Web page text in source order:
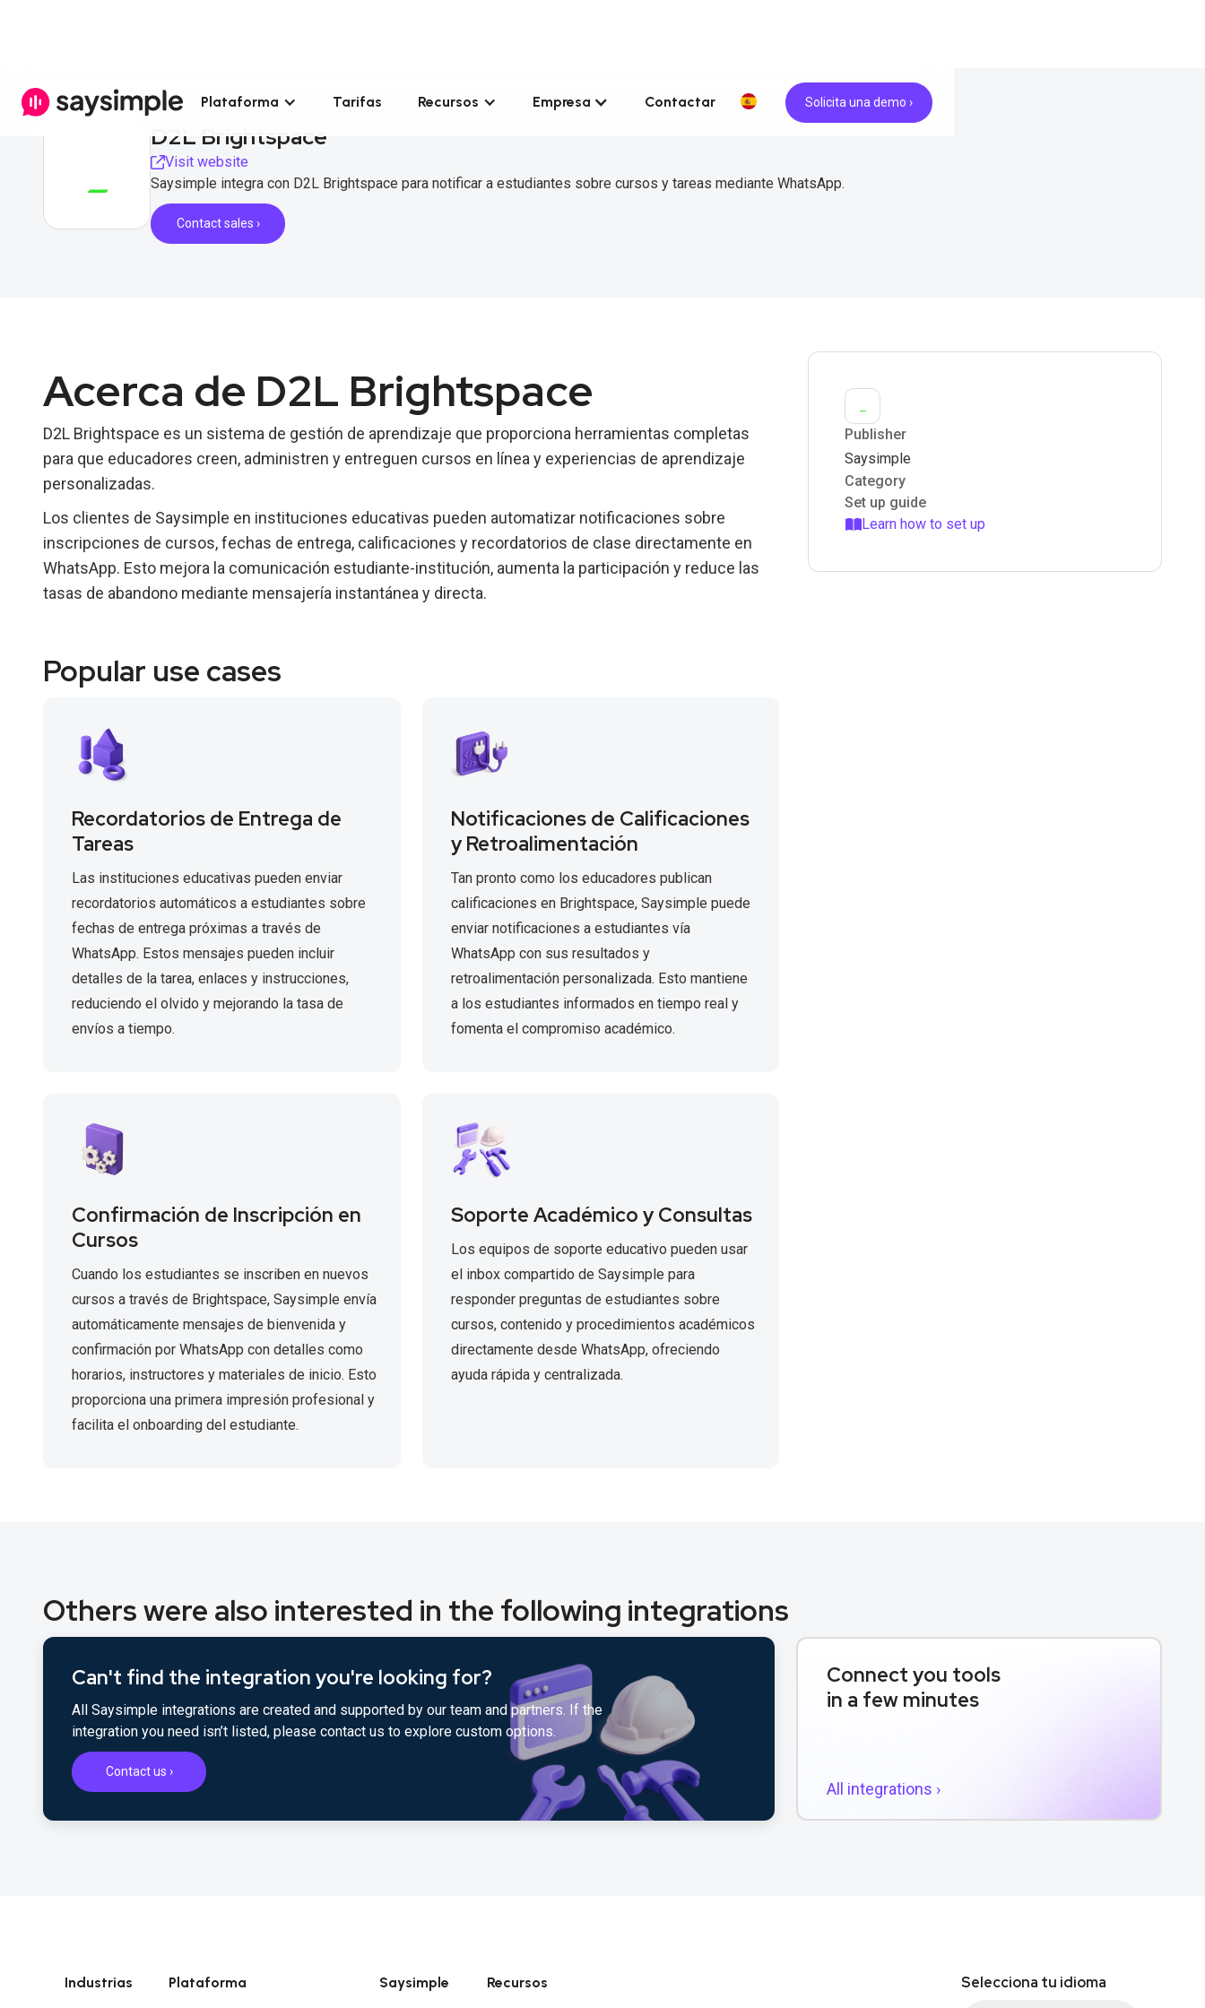
Plataforma Tarifas Recursos Empresa Contactar Solicita una demo ›
D2L Brightspace
Visit website
Saysimple integra con D2L Brightspace para notificar a estudiantes sobre cursos y tareas mediante WhatsApp.
Contact sales ›
Acerca de D2L Brightspace
D2L Brightspace es un sistema de gestión de aprendizaje que proporciona herramientas completas
para que educadores creen, administren y entreguen cursos en línea y experiencias de aprendizaje
personalizadas.
Los clientes de Saysimple en instituciones educativas pueden automatizar notificaciones sobre
inscripciones de cursos, fechas de entrega, calificaciones y recordatorios de clase directamente en
WhatsApp. Esto mejora la comunicación estudiante-institución, aumenta la participación y reduce las
tasas de abandono mediante mensajería instantánea y directa.
Popular use cases
Recordatorios de Entrega de
Tareas
Las instituciones educativas pueden enviar
recordatorios automáticos a estudiantes sobre
fechas de entrega próximas a través de
WhatsApp. Estos mensajes pueden incluir
detalles de la tarea, enlaces y instrucciones,
reduciendo el olvido y mejorando la tasa de
envíos a tiempo.
Notificaciones de Calificaciones
y Retroalimentación
Tan pronto como los educadores publican
calificaciones en Brightspace, Saysimple puede
enviar notificaciones a estudiantes vía
WhatsApp con sus resultados y
retroalimentación personalizada. Esto mantiene
a los estudiantes informados en tiempo real y
fomenta el compromiso académico.
Confirmación de Inscripción en
Cursos
Cuando los estudiantes se inscriben en nuevos
cursos a través de Brightspace, Saysimple envía
automáticamente mensajes de bienvenida y
confirmación por WhatsApp con detalles como
horarios, instructores y materiales de inicio. Esto
proporciona una primera impresión profesional y
facilita el onboarding del estudiante.
Soporte Académico y Consultas
Los equipos de soporte educativo pueden usar
el inbox compartido de Saysimple para
responder preguntas de estudiantes sobre
cursos, contenido y procedimientos académicos
directamente desde WhatsApp, ofreciendo
ayuda rápida y centralizada.
Publisher
Saysimple
Category
Set up guide
Learn how to set up
Others were also interested in the following integrations
Can't find the integration you're looking for?
All Saysimple integrations are created and supported by our team and partners. If the
integration you need isn’t listed, please contact us to explore custom options.
Contact us ›
Connect you tools
in a few minutes
All integrations ›
Industrias Plataforma Saysimple Recursos Selecciona tu idioma